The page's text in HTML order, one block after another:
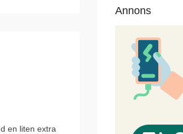
en liten extra
Annons